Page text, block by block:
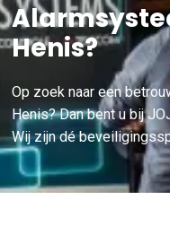
Henis?
Op zoek naar een
Henis? Dan bent u bij
Wij zijn dé